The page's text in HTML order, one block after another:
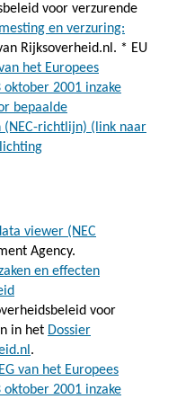
voor verzurende
en verzuring:
Rijksoverheid.nl. * EU
het Europees
oktober 2001 inzake
bepaalde
(NEC-richtlijn) (link naar
viewer (NEC
Agency.
en effecten
voor
in het Dossier
.
van het Europees
oktober 2001 inzake